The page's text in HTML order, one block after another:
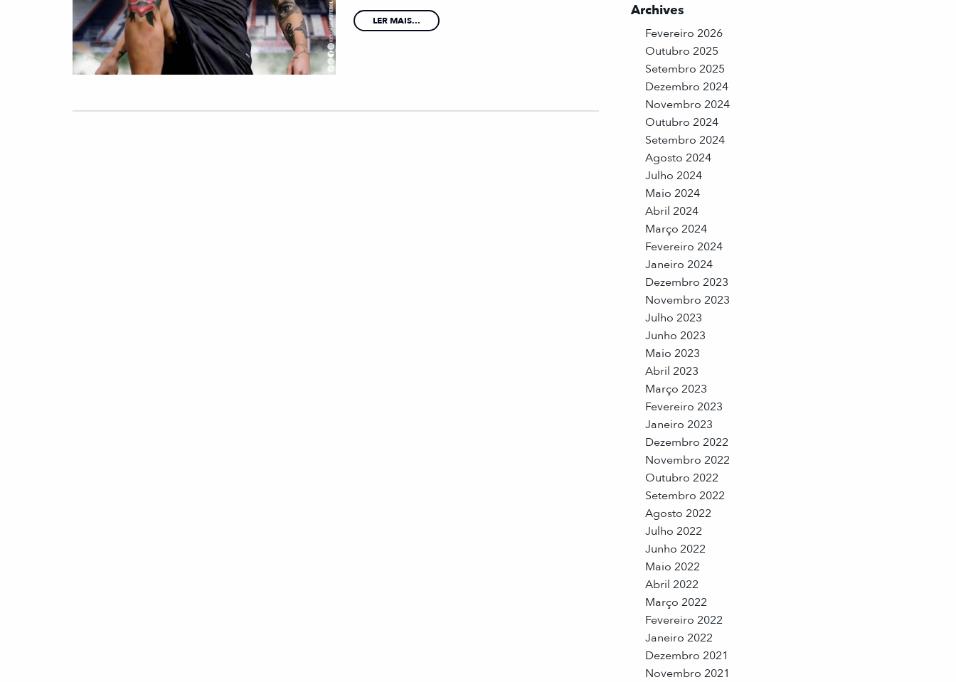
LER MAIS...
Archives
Fevereiro 2026
Outubro 2025
Setembro 2025
Dezembro 2024
Novembro 2024
Outubro 2024
Setembro 2024
Agosto 2024
Julho 2024
Maio 2024
Abril 2024
Março 2024
Fevereiro 2024
Janeiro 2024
Dezembro 2023
Novembro 2023
Julho 2023
Junho 2023
Maio 2023
Abril 2023
Março 2023
Fevereiro 2023
Janeiro 2023
Dezembro 2022
Novembro 2022
Outubro 2022
Setembro 2022
Agosto 2022
Julho 2022
Junho 2022
Maio 2022
Abril 2022
Março 2022
Fevereiro 2022
Janeiro 2022
Dezembro 2021
Novembro 2021